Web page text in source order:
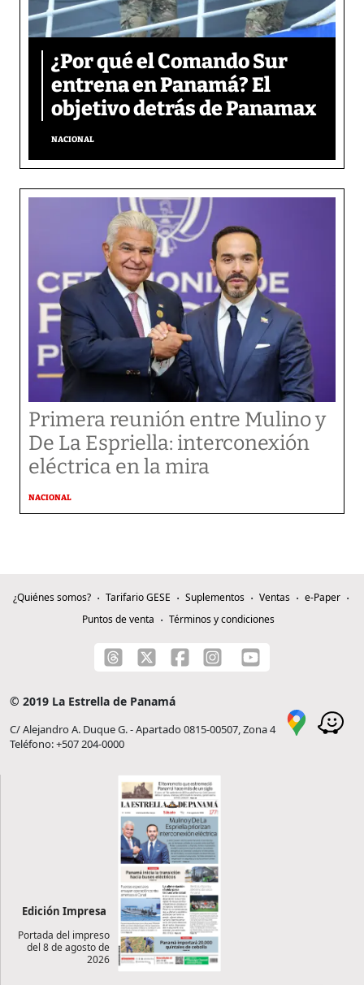
¿Por qué el Comando Sur
entrena en Panamá? El
objetivo detrás de Panamax
NACIONAL
Primera reunión entre Mulino y
De La Espriella: interconexión
eléctrica en la mira
NACIONAL
¿Quiénes somos? Tarifario GESE Suplementos Ventas
e-Paper
Puntos de venta
Términos y condiciones
© 2019 La Estrella de Panamá
C/ Alejandro A. Duque G. - Apartado 0815-00507, Zona 4
Teléfono: +507 204-0000
Edición Impresa
Portada del impreso
del 8 de agosto de
2026